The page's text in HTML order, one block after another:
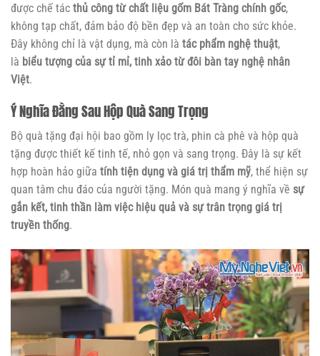
được chế tác thủ công từ chất liệu gốm Bát Tràng chính gốc,
không tạp chất, đảm bảo độ bền đẹp và an toàn cho sức khỏe.
Đây không chỉ là vật dụng, mà còn là tác phẩm nghệ thuật,
là biểu tượng của sự tỉ mỉ, tinh xảo từ đôi bàn tay nghệ nhân
Việt.
Ý Nghĩa Đằng Sau Hộp Quà Sang Trọng
Bộ quà tặng đại hội bao gồm ly lọc trà, phin cà phê và hộp quà
tặng được thiết kế tinh tế, nhỏ gọn và sang trọng. Đây là sự kết
hợp hoàn hảo giữa tính tiện dụng và giá trị thẩm mỹ, thể hiện sự
quan tâm chu đáo của người tặng. Món quà mang ý nghĩa về sự
gắn kết, tinh thần làm việc hiệu quả và sự trân trọng giá trị
truyền thống.